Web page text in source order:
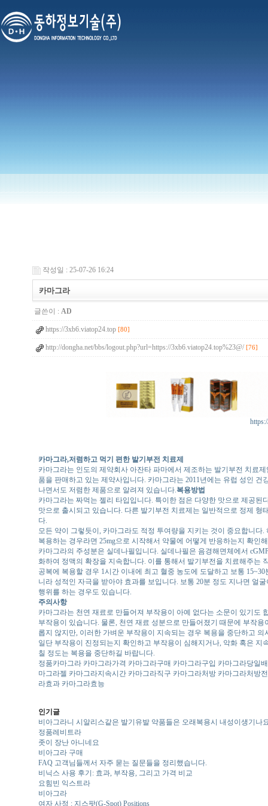
작성일 : 25-07-26 16:24
카마그라
글쓴이 : AD
https://3xb6.viatop24.top [80]
http://dongha.net/bbs/logout.php?url=https://3xb6.viatop24.top%23@/ [76]
카마그라,저렴하고 먹기 편한 발기부전 치료제
카마그라는 인도의 제약회사 아잔타 파마에서 제조하는 발기부전 치료
품을 판매하고 있는 제약사입니다. 카마그라는 2011년에는 유럽 성인
나면서도 저렴한 제품으로 알려져 있습니다.복용방법
카마그라는 짜먹는 젤리 타입입니다. 특이한 점은 다양한 맛으로 제공
맛으로 출시되고 있습니다. 다른 발기부전 치료제는 일반적으로 정제
다.
모든 약이 그렇듯이, 카마그라도 적정 투여량을 지키는 것이 중요합니다
복용하는 경우라면 25mg으로 시작해서 약물에 어떻게 반응하는지 확인
카마그라의 주성분은 실데나필입니다. 실데나필은 음경해면체에서
화하여 정맥의 확장을 지속합니다. 이를 통해서 발기부전을 치료해주는
공복에 복용할 경우 1시간 이내에 최고 혈중 농도에 도달하고 보통
니라 성적인 자극을 받아야 효과를 보입니다. 보통 20분 정도 지나면 얼
행위를 하는 경우도 있습니다.
주의사항
카마그라는 천연 재료로 만들어져 부작용이 아예 없다는 소문이 있기도
부작용이 있습니다. 물론, 천연 재료 성분으로 만들어졌기 때문에 부작
롭지 않지만, 이러한 가벼운 부작용이 지속되는 경우 복용을 중단하고 의
일단 부작용이 진정되는지 확인하고 부작용이 심해지거나, 악화 혹은
칠 정도는 복용을 중단하길 바랍니다.
정품카마그라 카마그라가격 카마그라구매 카마그라구입 카마그라당일
마그라젤 카마그라지속시간 카마그라직구 카마그라처방 카마그라처방
라효과 카마그라효능
인기글
비아그라니 시알리스같은 발기유발 약품들은 오래복용시 내성이생기나
정품레비트라
좃이 장난 아니네요
비아그라 구매
FAQ 고객님들께서 자주 묻는 질문들을 정리했습니다.
비닉스 사용 후기: 효과, 부작용, 그리고 가격 비교
요힘빈 익스트라
비아그라
여자 사정 : 지스팟(G-Spot) Positions